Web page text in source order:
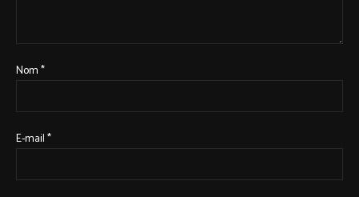
Nom*
E-mail*